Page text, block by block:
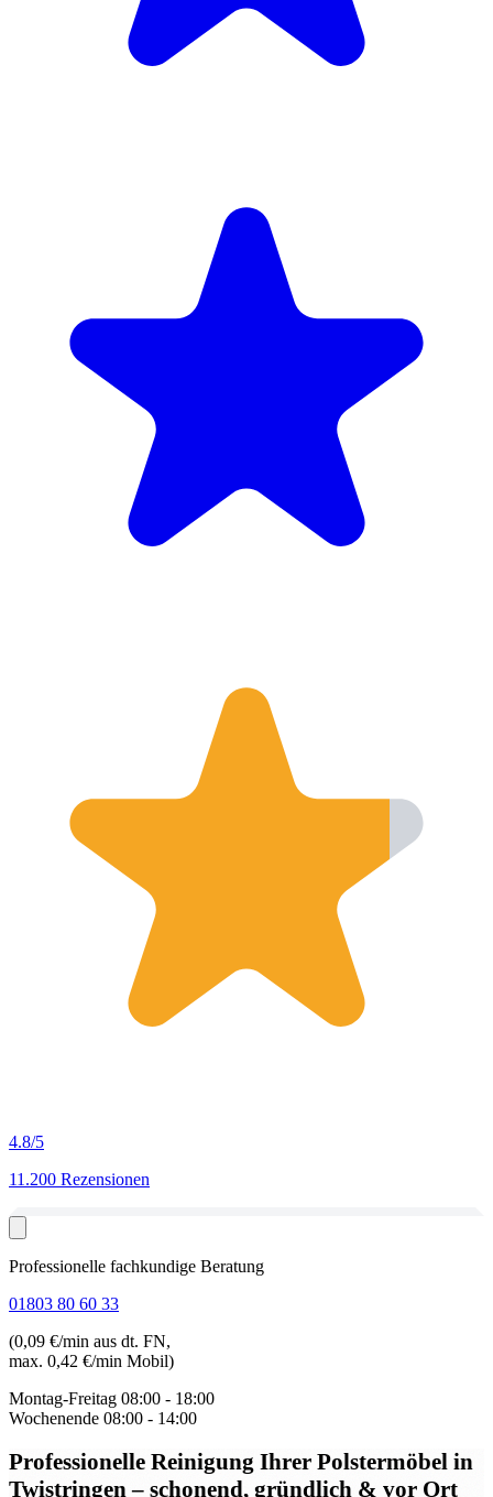
4.8/5
11.200 Rezensionen
Professionelle fachkundige Beratung
01803 80 60 33
(0,09 €/min aus dt. FN,
max. 0,42 €/min Mobil)
Montag-Freitag 08:00 - 18:00
Wochenende 08:00 - 14:00
Professionelle Reinigung Ihrer Polstermöbel in
Twistringen– schonend, gründlich & vor Ort